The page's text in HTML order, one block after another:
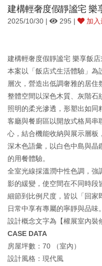
建構輕奢度假靜謐宅 樂
2025/10/30 | 295 | 加入
建構輕奢度假靜謐宅 樂享飯
本案以「飯店式生活體驗」為
層次，營造出低調奢雅的居住
整體空間以深色木質、灰階石
照明的柔光滲透，形塑出如同
客廳與餐廚區以開放式格局串
心，結合機能收納與展示層板
深木色語彙，以白色中島與晶
的用餐體驗。
全室光線採溫潤中性色調，強
影的緩變，使空間在不同時段
細節到比例尺度，皆以「回家
日常中享有專屬的寧靜與品味。
設計概念文字為【權展室內裝
CASE DATA
房屋坪數：70 （室內）
設計風格：現代風